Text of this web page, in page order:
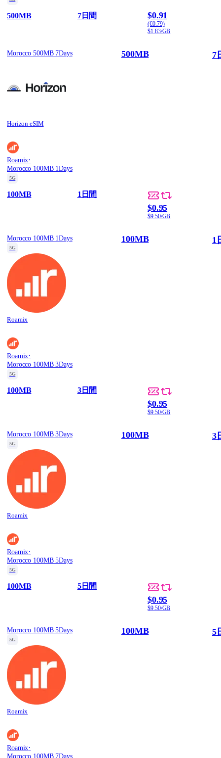
500MB 7日間 $0.91
(€0.79)
$1.83/GB
Morocco 500MB 7Days
Horizon eSIM
500MB 7
Roamix·
Morocco 100MB 1Days
5G
100MB 1日間
$0.95
$9.50/GB
Morocco 100MB 1Days
5G
Roamix
100MB 1
Roamix·
Morocco 100MB 3Days
5G
100MB 3日間
$0.95
$9.50/GB
Morocco 100MB 3Days
5G
Roamix
100MB 3
Roamix·
Morocco 100MB 5Days
5G
100MB 5日間
$0.95
$9.50/GB
Morocco 100MB 5Days
5G
Roamix
100MB 5
Roamix·
Morocco 100MB 7Days